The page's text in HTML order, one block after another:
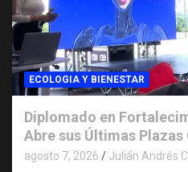
ECOLOGIA Y BIENESTAR
Diplomado en
Abre sus Últimas
agosto 7, 2026 Julián Andrés